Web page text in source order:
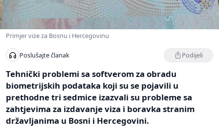
Primjer vize za Bosnu i Hercegovinu
Poslušajte članak Podijeli
Tehnički problemi sa softverom za obradu
biometrijskih podataka koji su se pojavili u
prethodne tri sedmice izazvali su probleme sa
zahtjevima za izdavanje viza i boravka stranim
državljanima u Bosni i Hercegovini.